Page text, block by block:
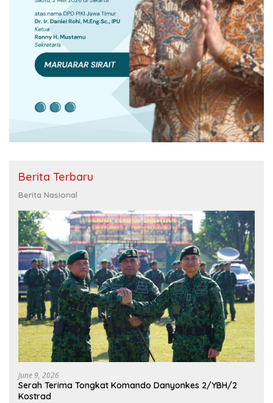
Berita Terbaru
Berita Nasional
June 9, 2026
Serah Terima Tongkat Komando Danyonkes 2/YBH/2
Kostrad